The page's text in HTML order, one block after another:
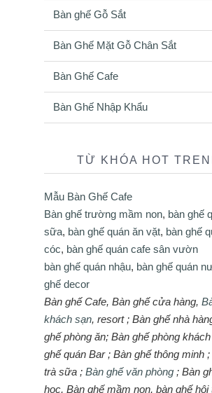
Bàn ghế Gỗ Sắt
Bàn Ghế Mặt Gỗ Chân Sắt
Bàn Ghế Cafe
Bàn Ghế Nhập Khẩu
TỪ KHÓA HOT
Mẫu Bàn Ghế Cafe
Bàn ghế trường mầm non, bàn ghế
sữa, bàn ghế quán ăn vặt, bàn ghế
cóc, bàn ghế quán cafe sân vườn
bàn ghế quán nhậu, bàn ghế quán
ghế decor
Bàn ghế Cafe, Bàn ghế cửa hàng,
khách sạn, resort ; Bàn ghế nhà
ghế phòng ăn; Bàn ghế phòng
ghế quán Bar ; Bàn ghế thông minh
trà sữa ; Bàn ghế văn phòng ; Bàn
học, Bàn ghế mầm non, bàn ghế hội